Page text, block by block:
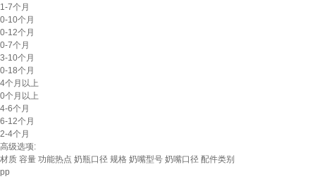
1-7个月
0-10个月
0-12个月
0-7个月
3-10个月
0-18个月
4个月以上
0个月以上
4-6个月
6-12个月
2-4个月
高级选项:
材质 容量 功能热点 奶瓶口径 规格 奶嘴型号 奶嘴口径 配件类别
pp